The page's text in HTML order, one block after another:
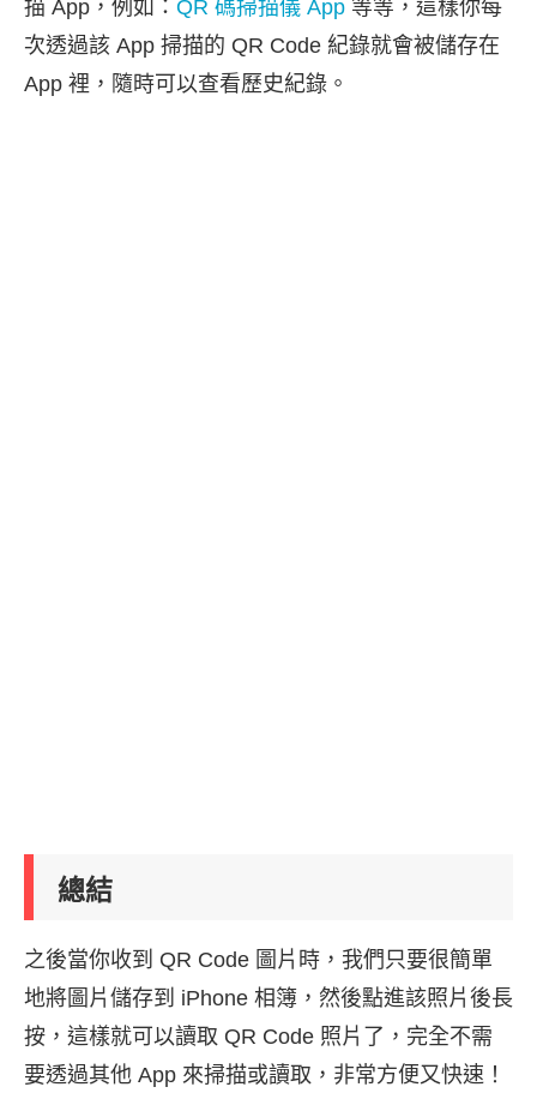
描 App，例如： QR 碼掃描儀 App 等等，這樣你每
次透過該 App 掃描的 QR Code 紀錄就會被儲存在
App 裡，隨時可以查看歷史紀錄。
總結
之後當你收到 QR Code 圖片時，我們只要很簡單
地將圖片儲存到 iPhone 相簿，然後點進該照片後長
按，這樣就可以讀取 QR Code 照片了，完全不需
要透過其他 App 來掃描或讀取，非常方便又快速！